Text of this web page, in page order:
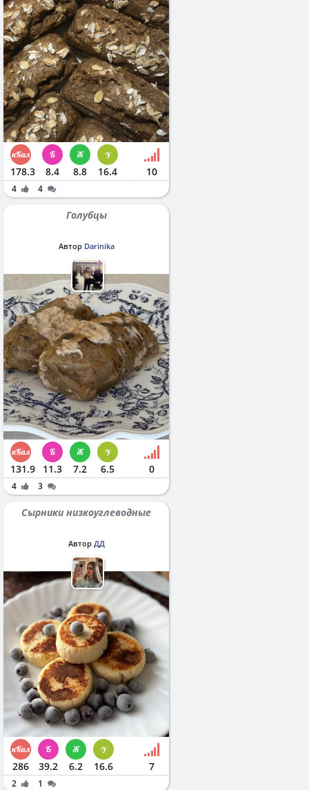
178.3 8.4 8.8 16.4 10
4 4
Голубцы
Автор Darinika
131.9 11.3 7.2 6.5 0
4 3
Сырники низкоуглеводные
Автор ДД
286 39.2 6.2 16.6 7
2
1